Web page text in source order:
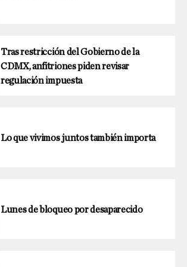
Tras restricción del Gobierno de la
CDMX, anfitriones piden revisar
regulación impuesta
Lo que vivimos juntos también importa
Lunes de bloqueo por desaparecido